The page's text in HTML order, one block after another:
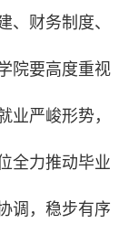
、财务制度、
院要高度重视
业严峻形势，
全力推动毕业
调，稳步有序